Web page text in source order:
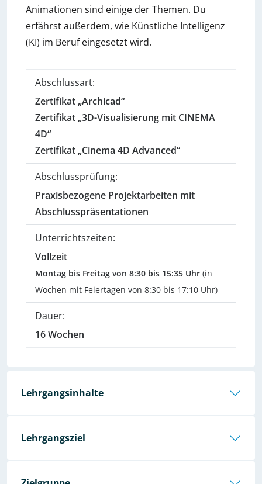
Animationen sind einige der Themen. Du
erfährst außerdem, wie Künstliche Intelligenz
(KI) im Beruf eingesetzt wird.
Abschlussart:
Zertifikat „Archicad“
Zertifikat „3D-Visualisierung mit CINEMA
4D“
Zertifikat „Cinema 4D Advanced“
Abschlussprüfung:
Praxisbezogene Projektarbeiten mit
Abschlusspräsentationen
Unterrichtszeiten:
Vollzeit
Montag bis Freitag von 8:30 bis 15:35 Uhr (in
Wochen mit Feiertagen von 8:30 bis 17:10 Uhr)
Dauer:
16 Wochen
Lehrgangsinhalte
Lehrgangsziel